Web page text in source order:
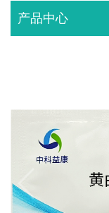
产品中心